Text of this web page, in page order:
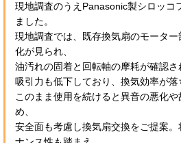
現地調査のうえPanasonic製シロッコ
ました。
現地調査では、既存換気扇のモータ
化が見られ、
油汚れの固着と回転軸の摩耗が確認さ
吸引力も低下しており、換気効率が落
このまま使用を続けると異音の悪化
め、
安全面も考慮し換気扇交換をご提案